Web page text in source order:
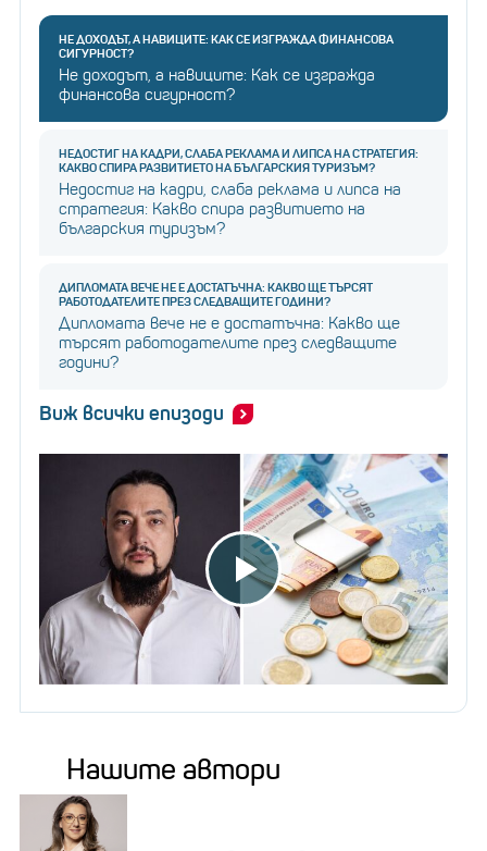
НЕ ДОХОДЪТ, А НАВИЦИТЕ: КАК СЕ ИЗГРАЖДА ФИНАНСОВА
СИГУРНОСТ?
Не доходът, а навиците: Как се изгражда
финансова сигурност?
НЕДОСТИГ НА КАДРИ, СЛАБА РЕКЛАМА И ЛИПСА НА СТРАТЕГИЯ:
КАКВО СПИРА РАЗВИТИЕТО НА БЪЛГАРСКИЯ ТУРИЗЪМ?
Недостиг на кадри, слаба реклама и липса на
стратегия: Какво спира развитието на
българския туризъм?
ДИПЛОМАТА ВЕЧЕ НЕ Е ДОСТАТЪЧНА: КАКВО ЩЕ ТЪРСЯТ
РАБОТОДАТЕЛИТЕ ПРЕЗ СЛЕДВАЩИТЕ ГОДИНИ?
Дипломата вече не е достатъчна: Какво ще
търсят работодателите през следващите
години?
Виж всички епизоди
Нашите автори